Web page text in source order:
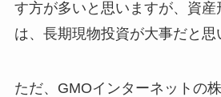
す方が多いと思いますが、資
は、長期現物投資が大事だと思
ただ、GMOインターネットの